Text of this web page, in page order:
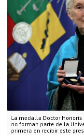
La medalla Doctor
no forman parte de la
primera en recibir este